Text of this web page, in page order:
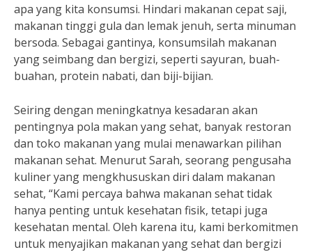
apa yang kita konsumsi. Hindari makanan cepat saji,
makanan tinggi gula dan lemak jenuh, serta minuman
bersoda. Sebagai gantinya, konsumsilah makanan
yang seimbang dan bergizi, seperti sayuran, buah-
buahan, protein nabati, dan biji-bijian.
Seiring dengan meningkatnya kesadaran akan
pentingnya pola makan yang sehat, banyak restoran
dan toko makanan yang mulai menawarkan pilihan
makanan sehat. Menurut Sarah, seorang pengusaha
kuliner yang mengkhususkan diri dalam makanan
sehat, “Kami percaya bahwa makanan sehat tidak
hanya penting untuk kesehatan fisik, tetapi juga
kesehatan mental. Oleh karena itu, kami berkomitmen
untuk menyajikan makanan yang sehat dan bergizi